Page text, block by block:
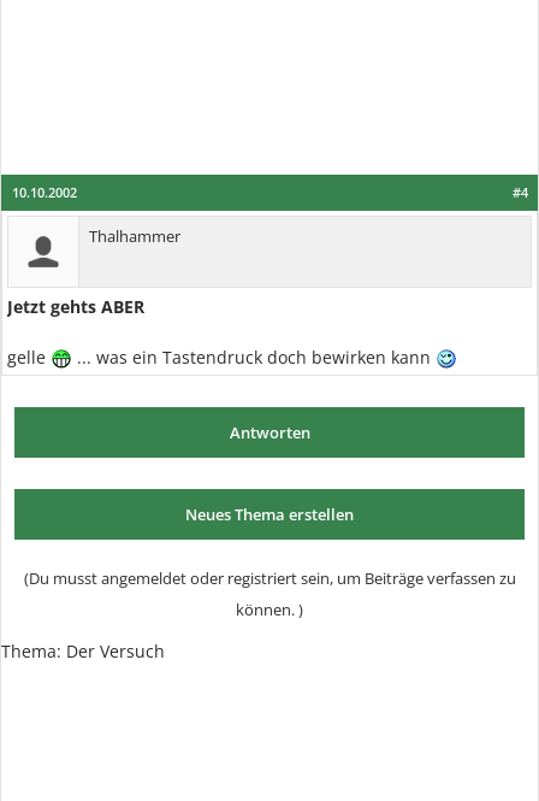
#4
10.10.2002
Thalhammer
Jetzt gehts ABER
gelle ... was ein Tastendruck doch bewirken kann
Antworten
Neues Thema erstellen
(Du musst angemeldet oder registriert sein, um Beiträge verfassen zu
können. )
Thema: Der Versuch